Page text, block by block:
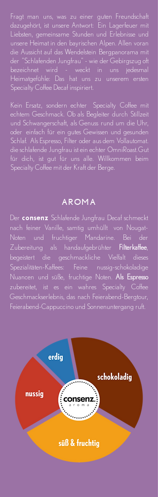
Fragt man uns, was zu einer guten Freundschaft
dazugehört, ist unsere Antwort: Ein Lagerfeuer mit
Liebsten, gemeinsame Stunden und Erlebnisse und
unsere Heimat in den bayrischen Alpen. Allen voran
die Aussicht auf das Wendelstein Bergpanorama mit
der "Schlafenden Jungfrau" - wie der Gebirgszug oft
bezeichnet wird - weckt in uns jedesmal
Heimatgefühle: Das hat uns zu unserem ersten
Specialty Coffee Decaf inspiriert.
Kein Ersatz, sondern echter Specialty Coffee mit
echtem Geschmack. Ob als Begleiter durch Stillzeit
und Schwangerschaft, als Genuss rund um die Uhr,
oder einfach für ein gutes Gewissen und gesunden
Schlaf. Als Espresso, Filter oder aus dem Vollautomat.
die schlafende Jungfrau ist ein echter OmniRoast. Gut
für dich, ist gut für uns alle. Willkommen beim
Specialty Coffee mit der Kraft der Berge.
AROMA
Der consenz Schlafende Jungfrau Decaf schmeckt
nach feiner Vanille, samtig umhüllt von Nougat-
Noten und fruchtiger Mandarine. Bei der
Zubereitung als handaufgebrühter
Filterkaffee,
begeistert die geschmackliche Vielfalt dieses
Spezialitäten-Kaffees: Feine nussig-schokoladige
Nuancen und süße, fruchtige Noten. Als Espresso
zubereitet, ist es ein wahres Specialty Coffee
Geschmackserlebnis, das nach Feierabend-Bergtour,
Feierabend-Cappuccino und Sonnenuntergang ruft.